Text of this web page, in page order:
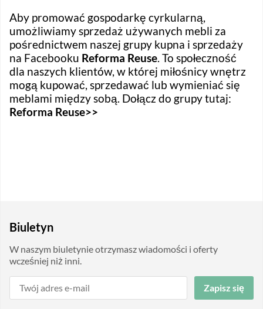
Aby promować gospodarkę cyrkularną,
umożliwiamy sprzedaż używanych mebli za
pośrednictwem naszej grupy kupna i sprzedaży
na Facebooku Reforma Reuse. To społeczność
dla naszych klientów, w której miłośnicy wnętrz
mogą kupować, sprzedawać lub wymieniać się
meblami między sobą. Dołącz do grupy tutaj:
Reforma Reuse>>
Biuletyn
W naszym biuletynie otrzymasz wiadomości i oferty
wcześniej niż inni.
Zapisz się